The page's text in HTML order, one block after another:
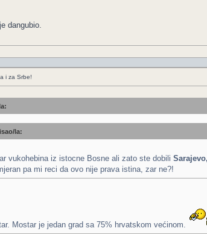
dangubio.
i za Srbe!
la:
vukohebina iz istocne Bosne ali zato ste dobili
pa mi reci da ovo nije prava istina, zar ne?!
Mostar je jedan grad sa 75% hrvatskom većinom.